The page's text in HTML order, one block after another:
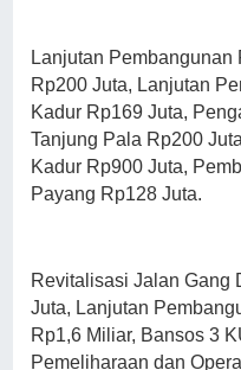
Lanjutan Pembangunan
Rp200 Juta, Lanjutan
Kadur Rp169 Juta,
Tanjung Pala Rp200
Kadur Rp900 Juta,
Payang Rp128 Juta.
Revitalisasi Jalan Gang
Juta, Lanjutan
Rp1,6 Miliar, Bansos 3
Pemeliharaan dan